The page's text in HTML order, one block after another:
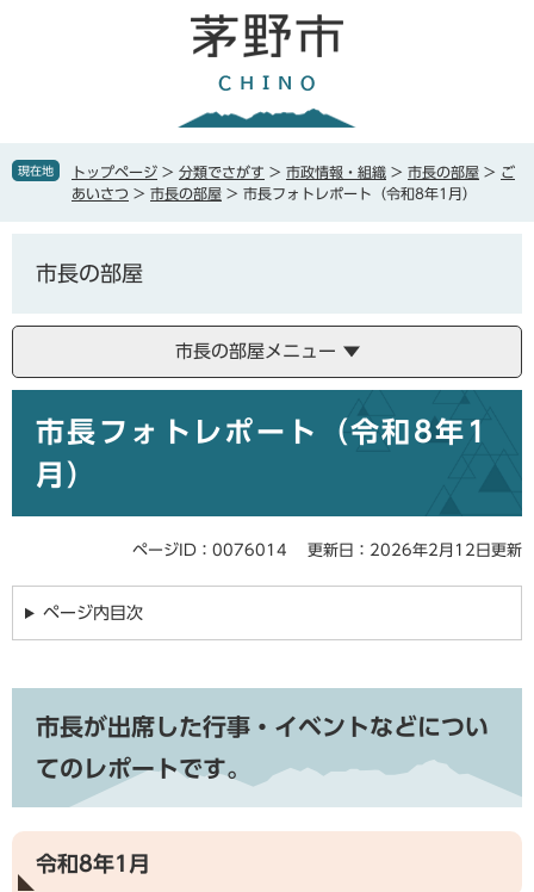
で
ば現在地 トップページ > 分類でさがす > 市政情報・組織 > 市長の部屋 > ご
あいさつ > 市長の部屋 > 市長フォトレポート（令和8年1月）
市長の部屋
市長の部屋メニュー
市長フォトレポート（令和8年1
月）
ページID：0076014 更新日：2026年2月12日更新
ページ内目次
市長が出席した行事・イベントなどについ
てのレポートです。
令和8年1月